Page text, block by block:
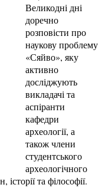
Великодні дні
доречно
розповісти про
наукову проблему
«Сяйво», яку
активно
досліджують
викладачі та
аспіранти
кафедри
археології, а
також члени
студентського
археологічного
та філософії.